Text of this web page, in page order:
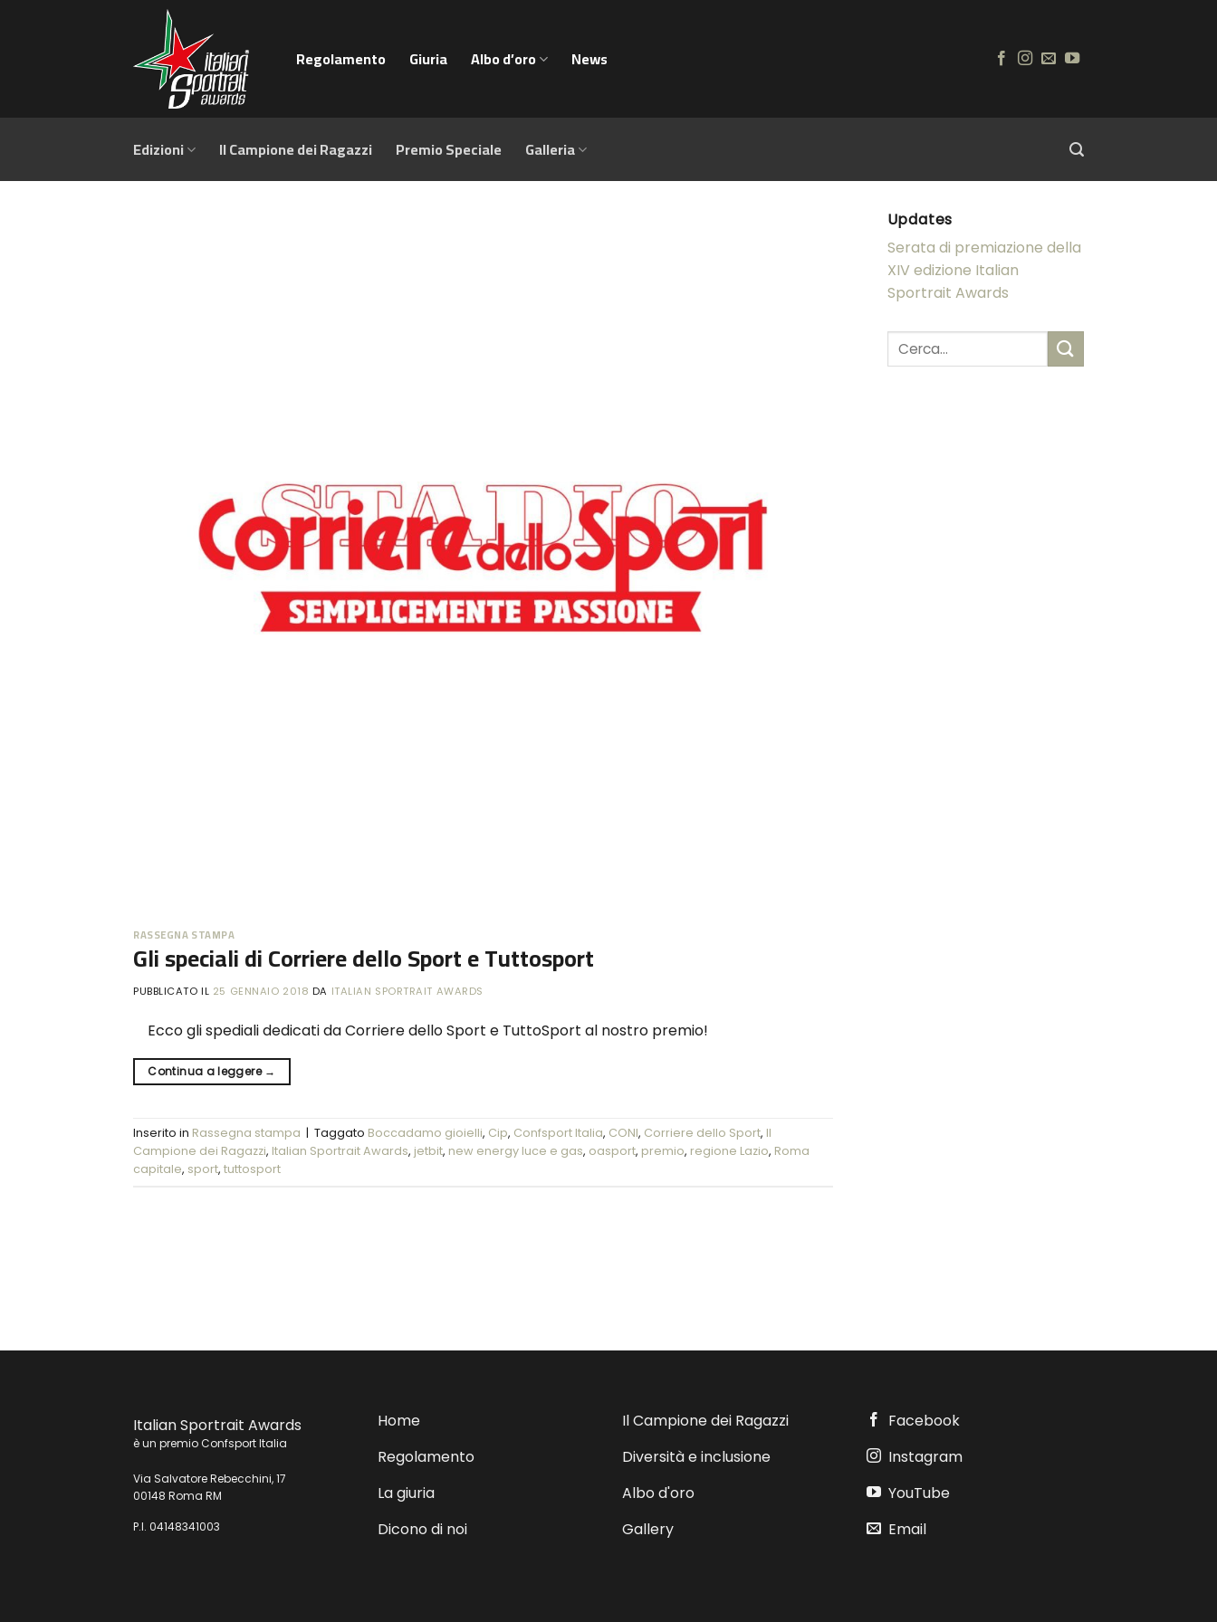
Regolamento Giuria Albo d’oro News
Edizioni Il Campione dei Ragazzi Premio Speciale Galleria
RASSEGNA STAMPA
Gli speciali di Corriere dello Sport e Tuttosport
PUBBLICATO IL 25 GENNAIO 2018 DA ITALIAN SPORTRAIT AWARDS
Ecco gli spediali dedicati da Corriere dello Sport e TuttoSport al nostro premio!
Continua a leggere →
Inserito in Rassegna stampa | Taggato Boccadamo gioielli, Cip, Confsport Italia, CONI, Corriere dello Sport, Il
Campione dei Ragazzi, Italian Sportrait Awards, jetbit, new energy luce e gas, oasport, premio, regione Lazio, Roma
capitale, sport, tuttosport
Updates
Serata di premiazione della
XIV edizione Italian
Sportrait Awards
Italian Sportrait Awards
è un premio Confsport Italia
Via Salvatore Rebecchini, 17
00148 Roma RM
P.I. 04148341003
Home
Regolamento
La giuria
Dicono di noi
Il Campione dei Ragazzi
Diversità e inclusione
Albo d'oro
Gallery
Facebook
Instagram
YouTube
Email